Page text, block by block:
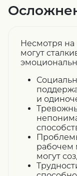
Несмотря
могут
и
рабочем
могут